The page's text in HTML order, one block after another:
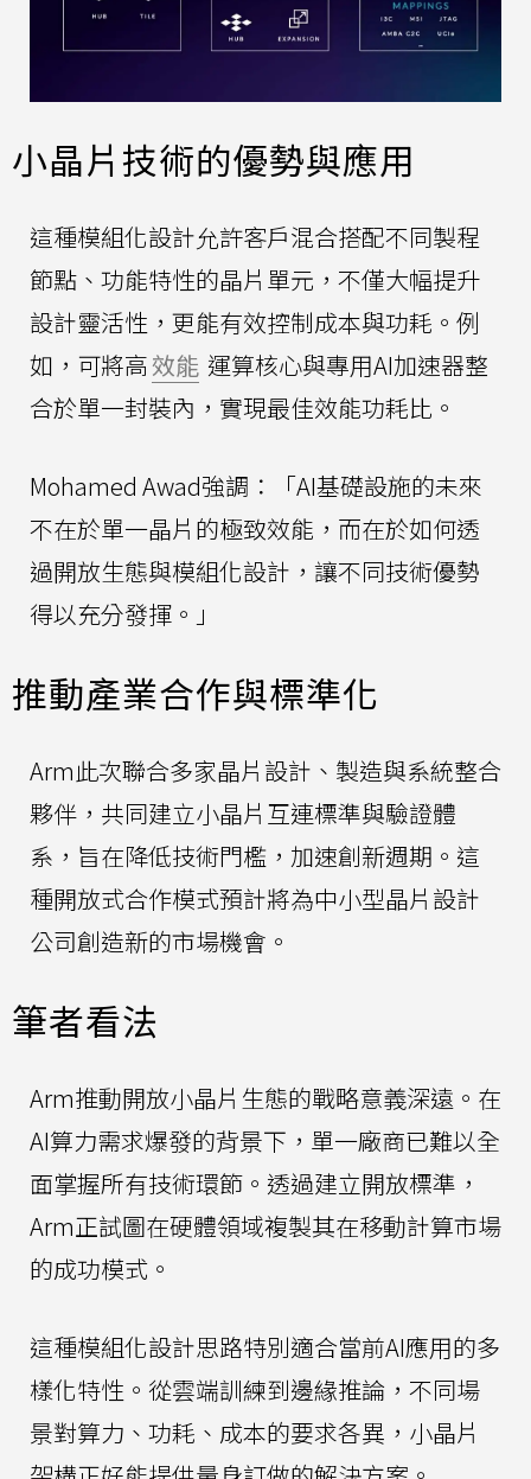
小晶片技術的優勢與應用
這種模組化設計允許客戶混合搭配不同製程
節點、功能特性的晶片單元，不僅大幅提升
設計靈活性，更能有效控制成本與功耗。例
如，可將高效能 運算核心與專用AI加速器整
合於單一封裝內，實現最佳效能功耗比。
Mohamed Awad強調：「AI基礎設施的未來
不在於單一晶片的極致效能，而在於如何透
過開放生態與模組化設計，讓不同技術優勢
得以充分發揮。」
推動產業合作與標準化
Arm此次聯合多家晶片設計、製造與系統整合
夥伴，共同建立小晶片互連標準與驗證體
系，旨在降低技術門檻，加速創新週期。這
種開放式合作模式預計將為中小型晶片設計
公司創造新的市場機會。
筆者看法
Arm推動開放小晶片生態的戰略意義深遠。在
AI算力需求爆發的背景下，單一廠商已難以全
面掌握所有技術環節。透過建立開放標準，
Arm正試圖在硬體領域複製其在移動計算市場
的成功模式。
這種模組化設計思路特別適合當前AI應用的多
樣化特性。從雲端訓練到邊緣推論，不同場
景對算力、功耗、成本的要求各異，小晶片